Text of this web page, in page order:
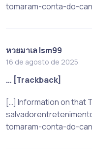
tomaram-conta-do-
หวยมาเล lsm99
16 de agosto de 2025
… [Trackback]
[…] Information on that
tomaram-conta-do-